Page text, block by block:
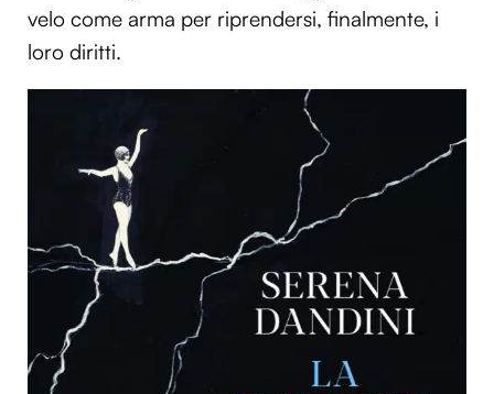
velo come arma per riprendersi, finalmente, i
loro diritti.